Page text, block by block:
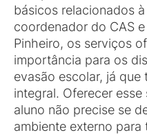
básicos relacionados
coordenador do CAS
Pinheiro, os serviços
importância para os
evasão escolar, já que
integral. Oferecer
aluno não precise se
ambiente externo para